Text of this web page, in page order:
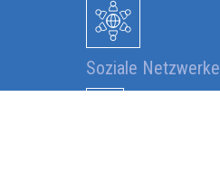
Soziale Netzwerke